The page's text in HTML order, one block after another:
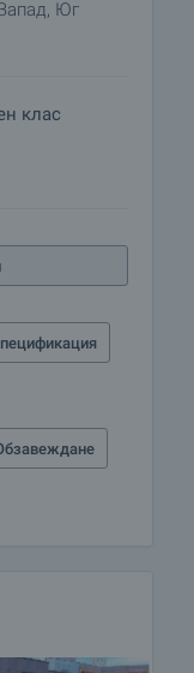
не са
са и
панти и
за
към
дори най-
е масивна
Външната
с дебелина
е по
с
за
Юг
клас